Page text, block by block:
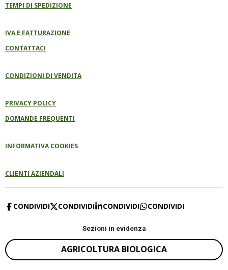
TEMPI DI SPEDIZIONE
IVA E FATTURAZIONE
CONTATTACI
CONDIZIONI DI VENDITA
PRIVACY POLICY
DOMANDE FREQUENTI
INFORMATIVA COOKIES
CLIENTI AZIENDALI
CONDIVIDI CONDIVIDI CONDIVIDI CONDIVIDI
Sezioni in evidenza
AGRICOLTURA BIOLOGICA